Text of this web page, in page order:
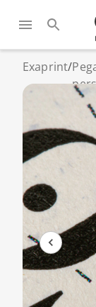
Exaprint/
y